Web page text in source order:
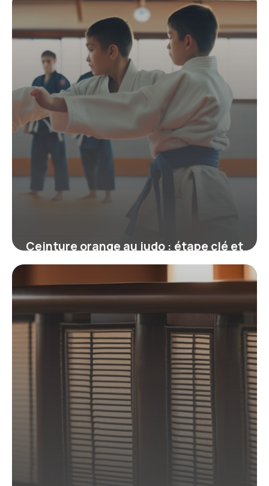
Kano
19 juin 2026
Ceinture orange au judo : étape clé et
exigences pour progresser
19 juin 2026